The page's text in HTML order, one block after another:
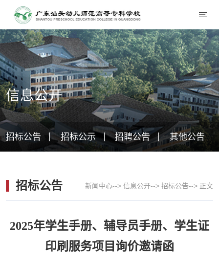
信息公开
招标公告 招标公示 招聘公告 其他公告
招标公告 新闻中心--> 信息公开--> 招标公告--> 正文
2025年学生手册、辅导员手册、学生证
印刷服务项目询价邀请函